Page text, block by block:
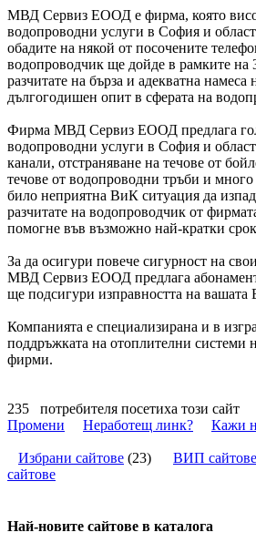
МВД Сервиз ЕООД е фирма, която
водопроводни услуги в София и
обадите на някой от посочените
водопроводчик ще дойде в рамките
разчитате на бърза и адекватна
дългогодишен опит в сферата на
Фирма МВД Сервиз ЕООД предлага
водопроводни услуги в София и
канали, отстраняване на течове от
течове от водопроводни тръби и
било неприятна ВиК ситуация да
разчитате на водопроводчик от
помогне във възможно най-кратки
За да осигури повече сигурност на
МВД Сервиз ЕООД предлага
ще подсигури изправността на вашата
Компанията е специализирана и в
поддръжката на отоплителни системи
фирми.
235 потребителя посетиха този сайт
Промени
Неработещ линк? Кажи
Избрани сайтове (23) ВИП сайтове
сайтове
Най-новите сайтoве в каталога